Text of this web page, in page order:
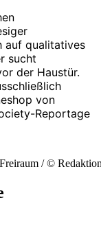
auf qualitatives
sucht
der Haustür.
von
Reportage
/ ©